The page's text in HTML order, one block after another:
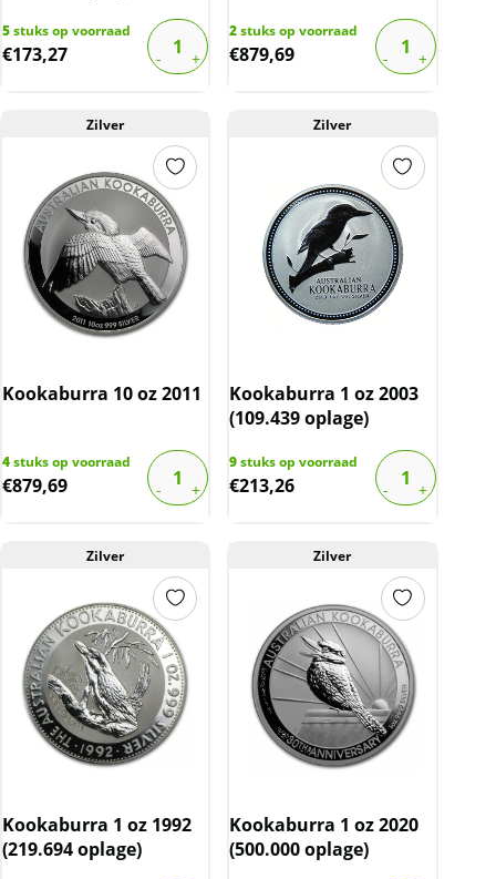
5stuks op voorraad
€173,27
2stuks op voorraad
€879,69
Zilver
Kookaburra 10 oz 2011
4stuks op voorraad
€879,69
Zilver
Kookaburra 1 oz 2003
(109.439 oplage)
9stuks op voorraad
€213,26
Zilver
Kookaburra 1 oz 1992
(219.694 oplage)
Zilver
Kookaburra 1 oz 2020
(500.000 oplage)